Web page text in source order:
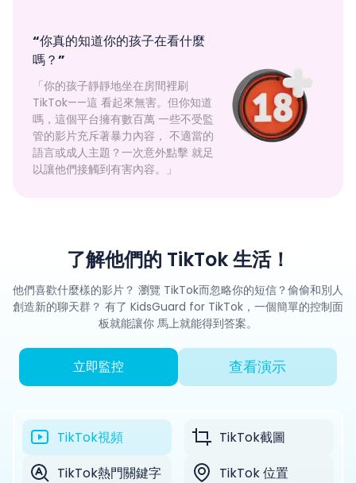
“你真的知道你的孩子在看什麼
嗎？”
「你的孩子靜靜地坐在房間裡刷
TikTok——這 看起來無害。但你知道
嗎，這個平台擁有數百萬 一些不受監
管的影片充斥著暴力內容， 不適當的
語言或成人主題？一次意外點擊 就足
以讓他們接觸到有害內容。」
了解他們的 TikTok 生活！
他們喜歡什麼樣的影片？ 瀏覽 TikTok而忽略你的短信？偷偷和別人
創造新的聊天群？ 有了 KidsGuard for TikTok，一個簡單的控制面
板就能讓你 馬上就能得到答案。
立即監控 查看演示
TikTok視頻
TikTok截圖
TikTok熱門關鍵字
TikTok 位置